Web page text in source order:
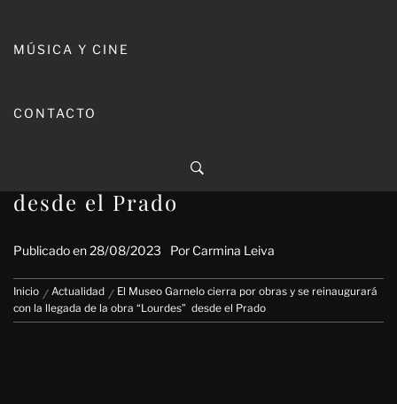
MÚSICA Y CINE
CONTACTO
El Museo Garnelo cierra por
llegada de la obra “Lourdes”
desde el Prado
Publicado en28/08/2023 Por Carmina Leiva
Inicio Actualidad
El Museo Garnelo cierra por obras y se reinaugurará
con la llegada de la obra “Lourdes” desde el Prado